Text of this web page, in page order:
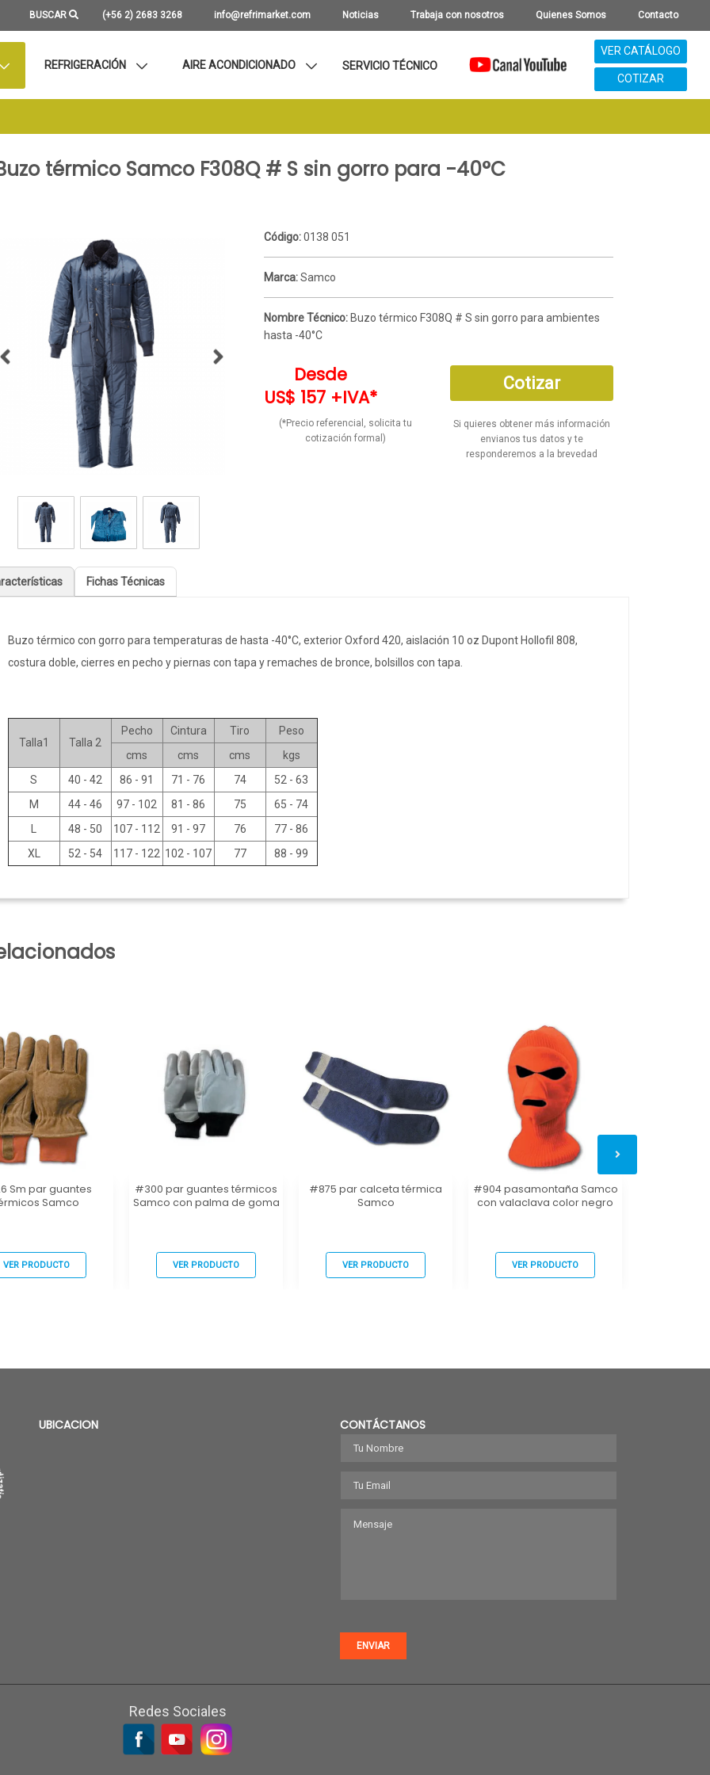
BUSCAR (+56 2) 2683 3268 info@refrimarket.com Noticias Trabaja con nosotros Quienes Somos Contacto
REFRIGERACIÓN AIRE ACONDICIONADO SERVICIO TÉCNICO
VER CATÁLOGO
COTIZAR
térmico Samco F308Q # S sin gorro para -40°C
Código:0138 051
Marca:Samco
Nombre Técnico: Buzo térmico F308Q # S sin gorro para ambientes
hasta -40°C
Desde
US$ 157 +IVA*
(*Precio referencial, solicita tu
cotización formal)
Cotizar
Si quieres obtener más información
envianos tus datos y te
responderemos a la brevedad
Fichas Técnicas
Buzo térmico con gorro para temperaturas de hasta -40°C, exterior Oxford 420, aislación 10 oz Dupont Hollofil 808,
costura doble, cierres en pecho y piernas con tapa y remaches de bronce, bolsillos con tapa.
Talla1 Talla 2
Pecho Cintura Tiro
Peso
cms
cms cms
kgs
S
40 - 42 86 - 91 71 - 76 74
52 - 63
M
44 - 46 97 - 102 81 - 86 75
65 - 74
48 - 50 107 - 112 91 - 97 76
77 - 86
XL
52 - 54 117 - 122 102 - 107 77 88 - 99
Sm par guantes
Samco
VER PRODUCTO
#300 par guantes térmicos
Samco con palma de goma
VER PRODUCTO
#875 par calceta térmica
Samco
VER PRODUCTO
#904 pasamontaña Samco
con valaclava color negro
VER PRODUCTO
UBICACION CONTÁCTANOS
ENVIAR
Redes Sociales